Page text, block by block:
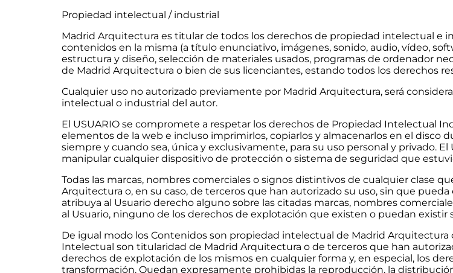
Propiedad intelectual / industrial
Madrid Arquitectura es titular de todos los derechos de propiedad intelectual e
contenidos en la misma (a título enunciativo, imágenes, sonido, audio, vídeo,
estructura y diseño, selección de materiales usados, programas de ordenador
de Madrid Arquitectura o bien de sus licenciantes, estando todos los derechos
Cualquier uso no autorizado previamente por Madrid Arquitectura, será
intelectual o industrial del autor.
El USUARIO se compromete a respetar los derechos de Propiedad Intelectual
elementos de la web e incluso imprimirlos, copiarlos y almacenarlos en el disco
siempre y cuando sea, única y exclusivamente, para su uso personal y privado.
manipular cualquier dispositivo de protección o sistema de seguridad que
Todas las marcas, nombres comerciales o signos distintivos de cualquier clase
Arquitectura o, en su caso, de terceros que han autorizado su uso, sin que
atribuya al Usuario derecho alguno sobre las citadas marcas, nombres
al Usuario, ninguno de los derechos de explotación que existen o puedan existir
De igual modo los Contenidos son propiedad intelectual de Madrid Arquitectura
Intelectual son titularidad de Madrid Arquitectura o de terceros que han
derechos de explotación de los mismos en cualquier forma y, en especial, los
transformación. Quedan expresamente prohibidas la reproducción, la